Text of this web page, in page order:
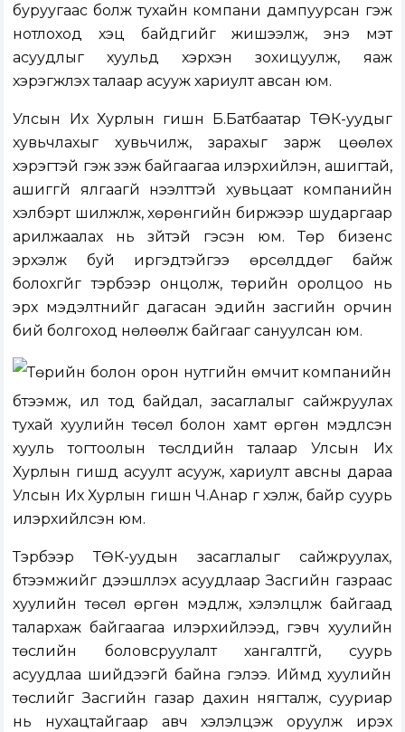
буруугаас болж тухайн компани дампуурсан гэж
нотлоход хэцүү байдгийг жишээлж, энэ мэт
асуудлыг хуульд хэрхэн зохицуулж, яаж
хэрэгжүүлэх талаар асууж хариулт авсан юм.
Улсын Их Хурлын гишүүн Б.Батбаатар ТӨК-уудыг
хувьчлахыг хувьчилж, зарахыг зарж цөөлөх
хэрэгтэй гэж үзэж байгаагаа илэрхийлэн, ашигтай,
ашиггүй ялгаагүй нээлттэй хувьцаат компанийн
хэлбэрт шилжүүлж, хөрөнгийн биржээр шударгаар
арилжаалах нь зүйтэй гэсэн юм. Төр бизенс
эрхэлж буй иргэдтэйгээ өрсөлддөг байж
болохгүйг тэрбээр онцолж, төрийн оролцоо нь
эрх мэдэлтнийг дагасан эдийн засгийн орчин
бий болгоход нөлөөлж байгааг сануулсан юм.
Төрийн болон орон нутгийн өмчит компанийн
бүтээмж, ил тод байдал, засаглалыг сайжруулах
тухай хуулийн төсөл болон хамт өргөн мэдүүлсэн
хууль тогтоолын төслүүдийн талаар Улсын Их
Хурлын гишүүд асуулт асууж, хариулт авсны дараа
Улсын Их Хурлын гишүүн Ч.Анар үг хэлж, байр суурь
илэрхийлсэн юм.
Тэрбээр ТӨК-уудын засаглалыг сайжруулах,
бүтээмжийг дээшлүүлэх асуудлаар Засгийн газраас
хуулийн төсөл өргөн мэдүүлж, хэлэлцүүлж байгаад
талархаж байгаагаа илэрхийлээд, гэвч хуулийн
төслийн боловсруулалт хангалтгүй, суурь
асуудлаа шийдээгүй байна гэлээ. Иймд хуулийн
төслийг Засгийн газар дахин нягталж, сууриар
нь нухацтайгаар авч хэлэлцэж оруулж ирэх